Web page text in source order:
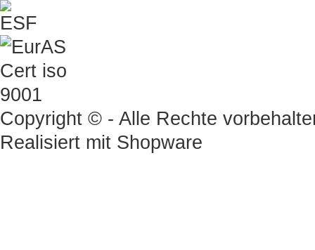
Copyright © - Alle Rechte
Realisiert mit Shopware